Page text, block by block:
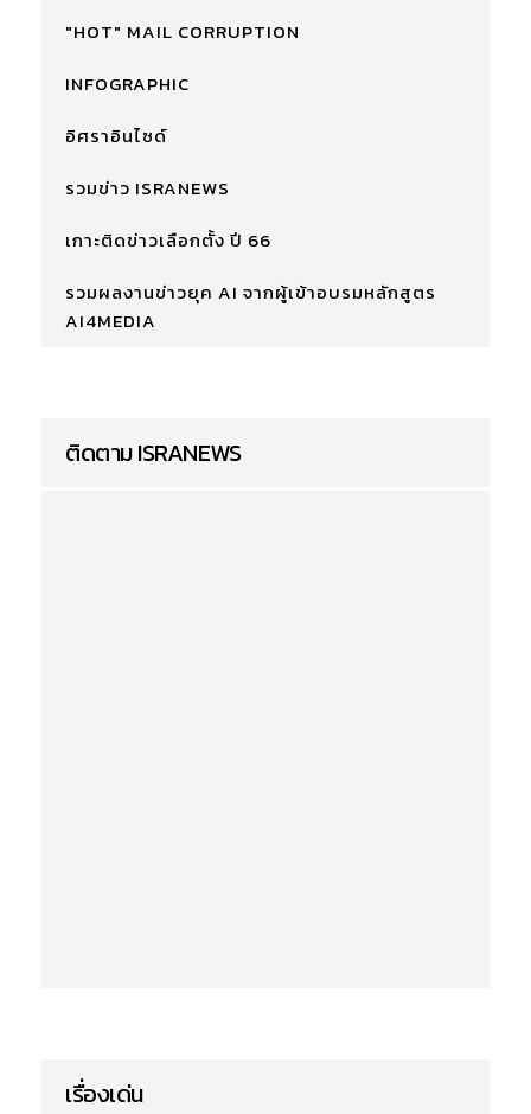
"HOT" MAIL CORRUPTION
INFOGRAPHIC
อิศราอินไซด์
รวมข่าว ISRANEWS
เกาะติดข่าวเลือกตั้ง ปี 66
รวมผลงานข่าวยุค AI จากผู้เข้าอบรมหลักสูตร
AI4MEDIA
ติดตาม ISRANEWS
เรื่องเด่น